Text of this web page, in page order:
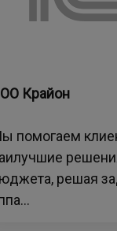
Крайон
помогаем
решая